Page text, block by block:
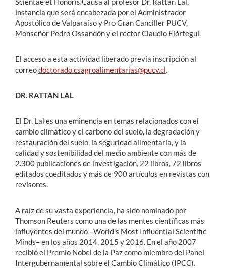
instancia que será encabezada por el Administrador
Apostólico de Valparaíso y Pro Gran Canciller PUCV,
Monseñor Pedro Ossandón y el rector Claudio Elórtegui.
El acceso a esta actividad liberado previa inscripción al
correodoctorado.csagroalimentarias@pucv.cl.
DR. RATTAN LAL
El Dr. Lal es una eminencia en temas relacionados con el
cambio climático y el carbono del suelo, la degradación y
restauración del suelo, la seguridad alimentaria, y la
calidad y sostenibilidad del medio ambiente con más de
2.300 publicaciones de investigación, 22 libros, 72 libros
editados coeditados y más de 900 artículos en revistas con
revisores.
A raíz de su vasta experiencia, ha sido nominado por
Thomson Reuters como una de las mentes científicas más
influyentes del mundo –World’s Most Influential Scientific
Minds– en los años 2014, 2015 y 2016. En el año 2007
recibió el Premio Nobel de la Paz como miembro del Panel
Intergubernamental sobre el Cambio Climático (IPCC).